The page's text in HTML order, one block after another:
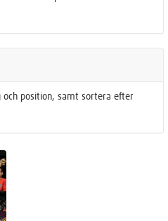
och position, samt sortera efter